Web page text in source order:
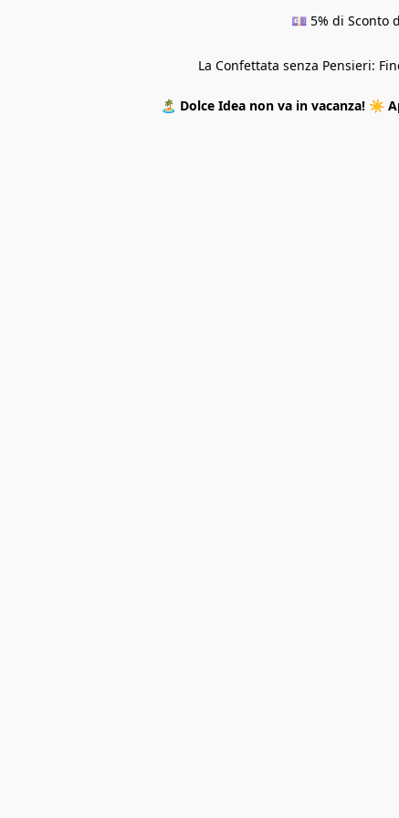
💷 5% di Sconto
La Confettata senza Pensieri:
🏝️ Dolce Idea non va in vacanza! ☀️